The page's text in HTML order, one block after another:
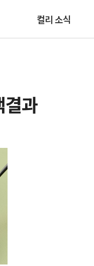
컬리 소식
결과